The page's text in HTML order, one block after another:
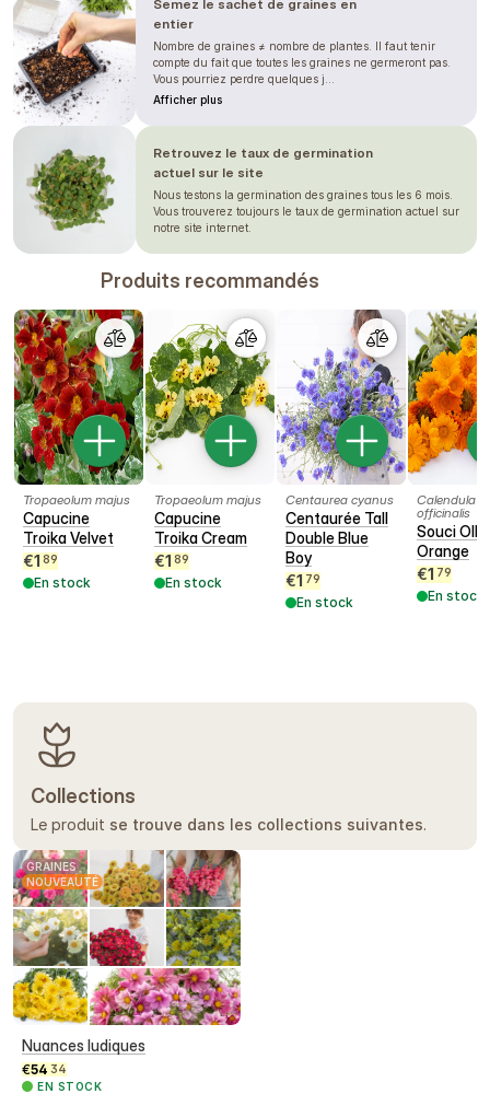
Semez le sachet de graines en
entier
Nombre de graines ≠ nombre de plantes. Il faut tenir
compte du fait que toutes les graines ne germeront pas.
Vous pourriez perdre quelques j...
Afficher plus
Retrouvez le taux de germination
actuel sur le site
Nous testons la germination des graines tous les 6 mois.
Vous trouverez toujours le taux de germination actuel sur
notre site internet.
Produits recommandés
Tropaeolum majus
Capucine
Troika Velvet
€1 89
En stock
Tropaeolum majus
Capucine
Troika Cream
€1 89
En stock
Centaurea cyanus
Centaurée Tall
Double Blue
Boy
€1 79
En stock
Calendula
officinalis
Souci
Orange
€1 79
En stock
Collections
Le produit se trouve dans les collections suivantes.
GRAINES
NOUVEAUTÉ
Nuances ludiques
€54 34
EN STOCK